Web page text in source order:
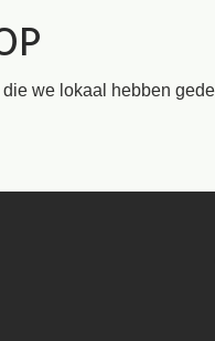
die we lokaal hebben